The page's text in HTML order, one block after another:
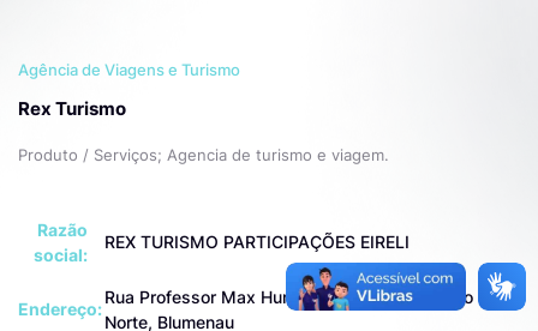
Agência de Viagens e Turismo
Rex Turismo
Produto / Serviços; Agencia de turismo e viagem.
Razão
social:
REX TURISMO PARTICIPAÇÕES EIRELI
Endereço:
Rua Professor Max Hump, 639, Sala 01 - Salto do
Norte, Blumenau